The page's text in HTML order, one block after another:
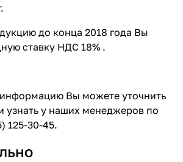
до конца 2018 года Вы
ставку НДС 18% .
Вы можете уточнить
узнать у наших менеджеров по
125-30-45.